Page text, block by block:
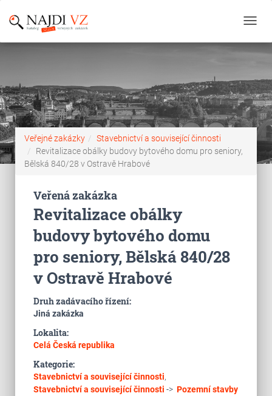
Veřejné zakázky
Stavebnictví a související činnosti
Revitalizace obálky budovy bytového domu pro seniory,
Bělská 840/28 v Ostravě Hrabové
Veřená zakázka
Revitalizace obálky
budovy bytového domu
pro seniory, Bělská 840/28
v Ostravě Hrabové
Druh zadávacího řízení:
Jiná zakázka
Lokalita:
Celá Česká republika
Kategorie:
Stavebnictví a související činnosti,
Stavebnictví a související činnosti -> Pozemní stavby